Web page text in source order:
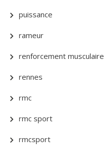
puissance
rameur
renforcement musculaire
rennes
rmc
rmc sport
rmcsport